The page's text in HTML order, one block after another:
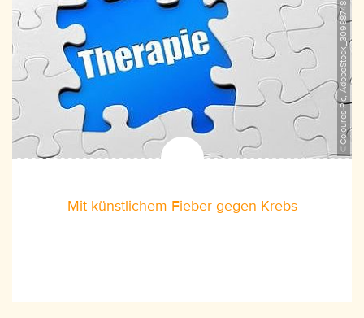
©Coloures-Pic, AdobeStock_30988748
Mit künstlichem Fieber gegen Krebs